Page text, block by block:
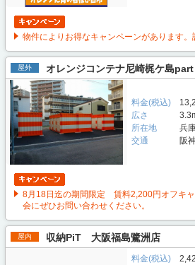
物件によりお得なキャンペーンがあります。
屋外 オレンジコンテナ尼崎梶ケ島part
料金(税込)
広さ
所在地
兵
交通
阪
8月18日迄の期間限定 賃料2,200円オフキ
会にぜひお問い合わせください。
屋内 収納PiT 大阪福島鷺洲店
料金(税込)